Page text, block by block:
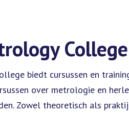
College
biedt cursussen en
over metrologie en
Zowel theoretisch als